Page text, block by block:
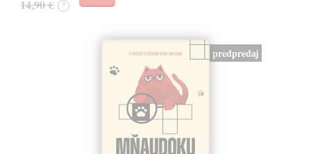
14,90 € ?
predpredaj